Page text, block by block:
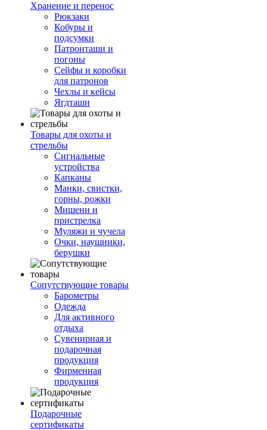
Хранение и перенос
Рюкзаки
Кобуры и
подсумки
Патронташи и
погоны
Сейфы и коробки
для патронов
Чехлы и кейсы
Ягдташи
Товары для охоты и
стрельбы
Сигнальные
устройства
Капканы
Манки, свистки,
горны, рожки
Мишени и
пристрелка
Муляжи и чучела
Очки, наушники,
берушки
Сопутствующие товары
Барометры
Одежда
Для активного
отдыха
Сувенирная и
подарочная
продукция
Фирменная
продукция
Подарочные
сертификаты